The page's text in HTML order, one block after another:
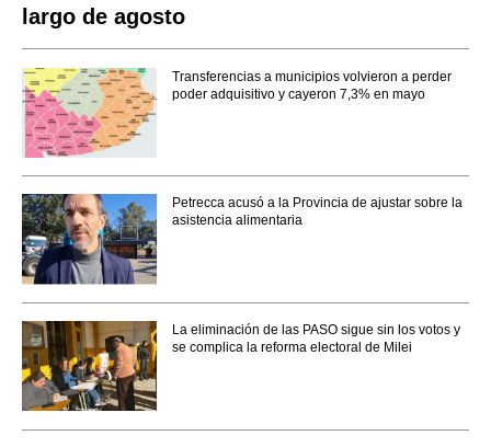
largo de agosto
Transferencias a municipios volvieron a perder
poder adquisitivo y cayeron 7,3% en mayo
Petrecca acusó a la Provincia de ajustar sobre la
asistencia alimentaria
La eliminación de las PASO sigue sin los votos y
se complica la reforma electoral de Milei